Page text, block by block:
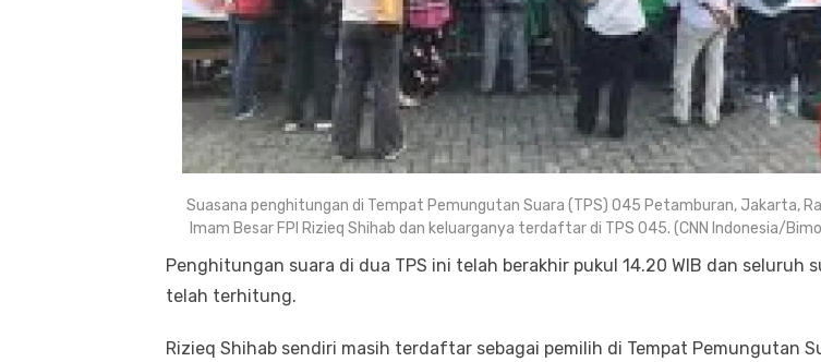
Suasana penghitungan di Tempat Pemungutan Suara (TPS) 045 Petamburan, Jakarta,
Imam Besar FPI Rizieq Shihab dan keluarganya terdaftar di TPS 045. (CNN Indonesia/
Penghitungan suara di dua TPS ini telah berakhir pukul 14.20 WIB dan seluruh
telah terhitung.
Rizieq Shihab sendiri masih terdaftar sebagai pemilih di Tempat Pemungutan